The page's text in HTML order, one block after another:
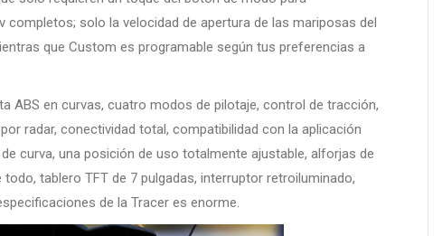
solo la velocidad de apertura de las mariposas del
que Custom es programable según tus preferencias a
ABS en curvas, cuatro modos de pilotaje, control de tracción,
radar, conectividad total, compatibilidad con la aplicación
curva, una posición de uso totalmente ajustable, alforjas de
tablero TFT de 7 pulgadas, interruptor retroiluminado,
de la Tracer es enorme.